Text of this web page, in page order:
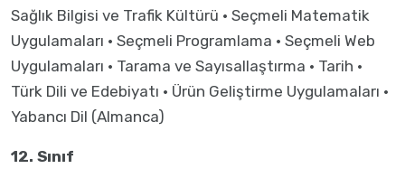
Sağlık Bilgisi ve Trafik Kültürü · Seçmeli Matematik
Uygulamaları · Seçmeli Programlama · Seçmeli Web
Uygulamaları · Tarama ve Sayısallaştırma · Tarih ·
Türk Dili ve Edebiyatı · Ürün Geliştirme Uygulamaları ·
Yabancı Dil (Almanca)
12. Sınıf